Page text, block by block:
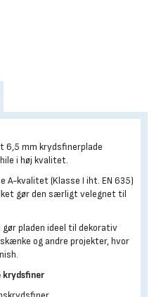
6,5 mm krydsfinerplade
i høj kvalitet.
A-kvalitet (Klasse I iht. EN 635)
gør den særligt velegnet til
pladen ideel til dekorativ
og andre projekter, hvor
krydsfiner